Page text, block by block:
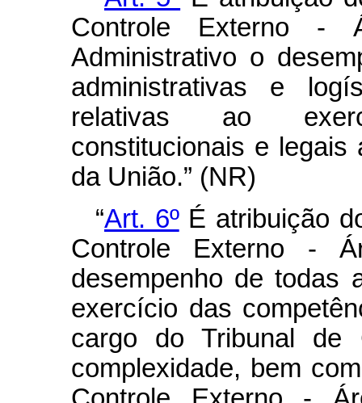
Controle Externo -
Administrativo o
administrativas e
relativas ao
constitucionais e legais
da União.” (NR)
“Art. 6ºÉ atribuição
Controle Externo -
desempenho de todas
exercício das
cargo do Tribunal de
complexidade, bem